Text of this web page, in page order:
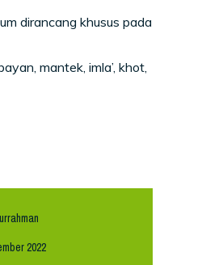
dirancang khusus pada
mantek, imla’, khot,
2022